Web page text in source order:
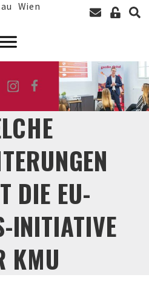
Wien
DIE EU-
INITIATIVE
KMU